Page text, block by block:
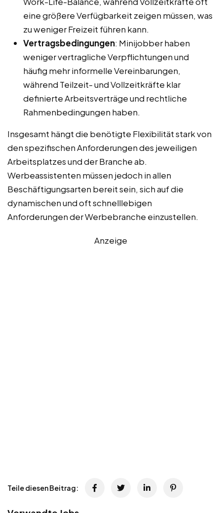
eine größere Verfügbarkeit zeigen müssen, was
zu weniger Freizeit führen kann.
Vertragsbedingungen: Minijobber haben
weniger vertragliche Verpflichtungen und
häufig mehr informelle Vereinbarungen,
während Teilzeit- und Vollzeitkräfte klar
definierte Arbeitsverträge und rechtliche
Rahmenbedingungen haben.
Insgesamt hängt die benötigte Flexibilität stark von
den spezifischen Anforderungen des jeweiligen
Arbeitsplatzes und der Branche ab.
Werbeassistenten müssen jedoch in allen
Beschäftigungsarten bereit sein, sich auf die
dynamischen und oft schnelllebigen
Anforderungen der Werbebranche einzustellen.
Anzeige
Teile diesen Beitrag: